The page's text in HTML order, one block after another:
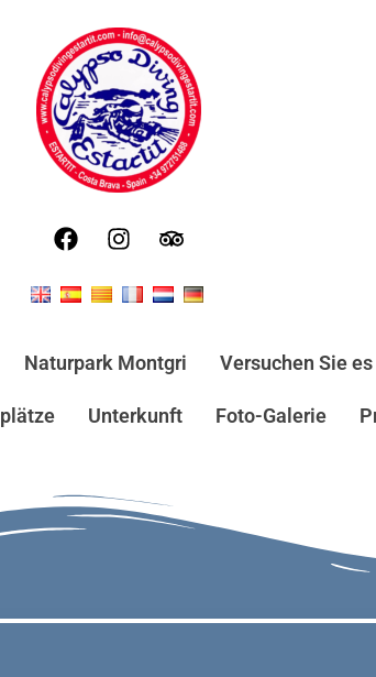
Naturpark Montgri Versuchen Sie
Unterkunft Foto-Galerie